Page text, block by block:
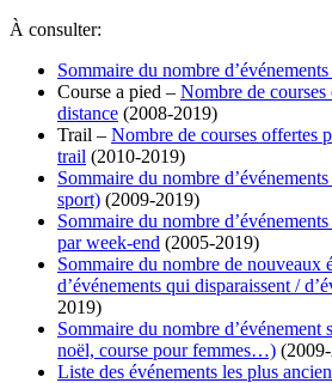
À consulter:
Sommaire du nombre
Course a pied – Nombre de
distance (2008-2019)
Trail – Nombre de courses offertes
trail (2010-2019)
Sommaire du nombre
sport) (2009-2019)
Sommaire du nombre
par week-end (2005-2019)
Sommaire du nombre de nouveaux
d’événements qui disparaissent /
2019)
Sommaire du nombre d’événement
noël, course pour femmes…)
Liste des événements les plus